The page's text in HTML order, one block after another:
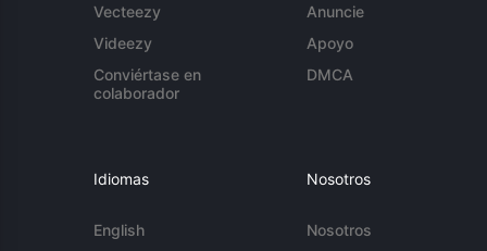
Vecteezy
Videezy
Conviértase en
colaborador
Anuncie
Apoyo
DMCA
Idiomas
English
Nosotros
Nosotros